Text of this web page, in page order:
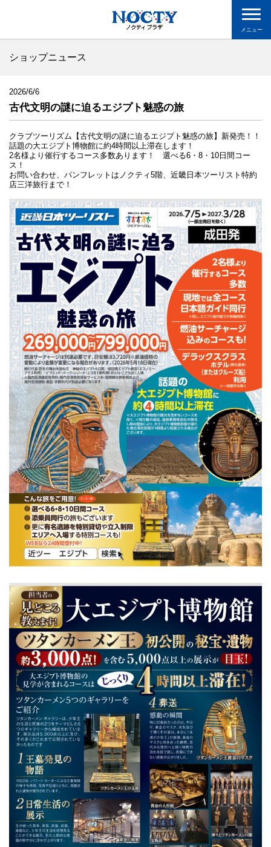
メニュー
ショップニュース
2026/6/6
古代文明の謎に迫るエジプト魅惑の旅
クラブツーリズム【古代文明の謎に迫るエジプト魅惑の旅】新発売！！
話題の大エジプト博物館に約4時間以上滞在します！
2名様より催行するコース多数あります！ 選べる6・8・10日間コー
ス！
お問い合わせ、パンフレットはノクティ5階、近畿日本ツーリスト特約
店三洋旅行まで！